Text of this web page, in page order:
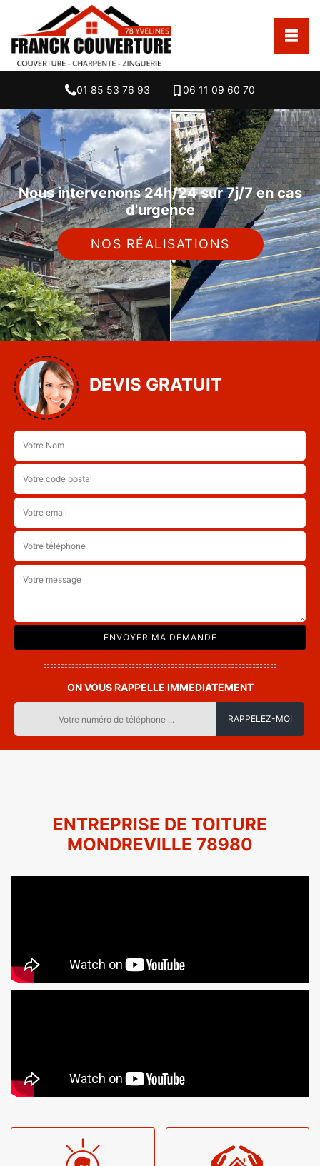
01 85 53 76 93 06 11 09 60 70
Nous intervenons 24h/24 sur 7j/7 en cas
d'urgence
NOS RÉALISATIONS
DEVIS GRATUIT
ON VOUS RAPPELLE IMMEDIATEMENT
ENTREPRISE DE TOITURE
MONDREVILLE 78980